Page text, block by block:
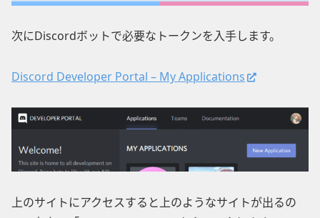
次にDiscordボットで必要なトークンを入手します。
Discord Developer Portal – My Applications
上のサイトにアクセスすると上のようなサイトが出るの